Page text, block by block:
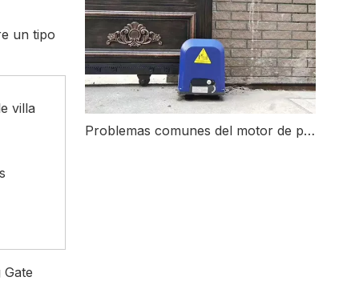
un tipo
villa
Problemas comunes del motor de puerta corrediza y cómo solucionarlos